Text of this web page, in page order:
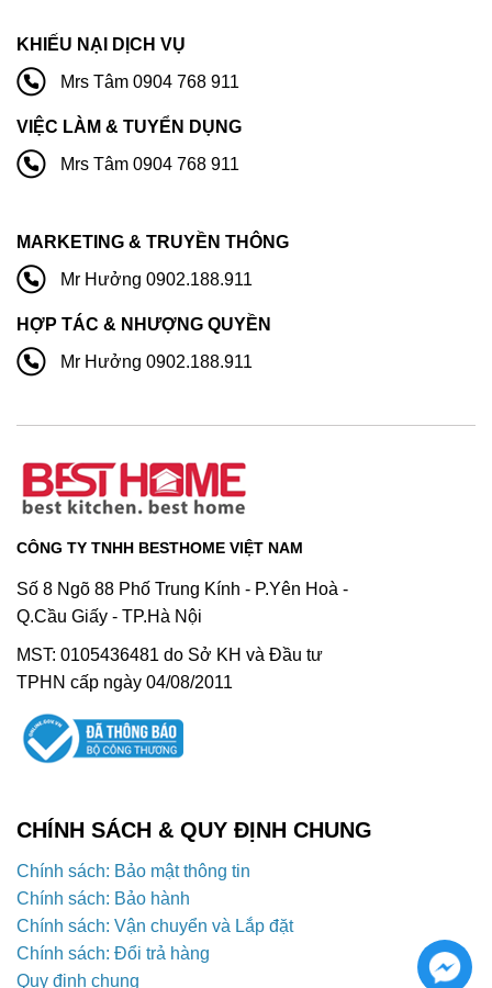
KHIẾU NẠI DỊCH VỤ
Mrs Tâm 0904 768 911
VIỆC LÀM & TUYỂN DỤNG
Mrs Tâm 0904 768 911
MARKETING & TRUYỀN THÔNG
Mr Hưởng 0902.188.911
HỢP TÁC & NHƯỢNG QUYỀN
Mr Hưởng 0902.188.911
CÔNG TY TNHH BESTHOME VIỆT NAM
Số 8 Ngõ 88 Phố Trung Kính - P.Yên Hoà -
Q.Cầu Giấy - TP.Hà Nội
MST: 0105436481 do Sở KH và Đầu tư
TPHN cấp ngày 04/08/2011
CHÍNH SÁCH & QUY ĐỊNH CHUNG
Chính sách: Bảo mật thông tin
Chính sách: Bảo hành
Chính sách: Vận chuyển và Lắp đặt
Chính sách: Đổi trả hàng
Quy định chung